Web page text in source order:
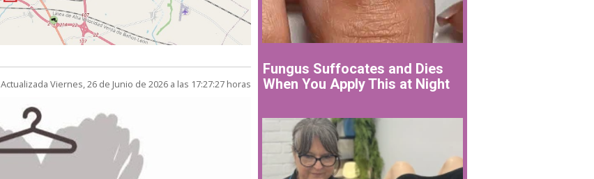
Actualizada Viernes, 26 de Junio de 2026 a las 17:27:27 horas
Fungus Suffocates and Dies
When You Apply This at Night